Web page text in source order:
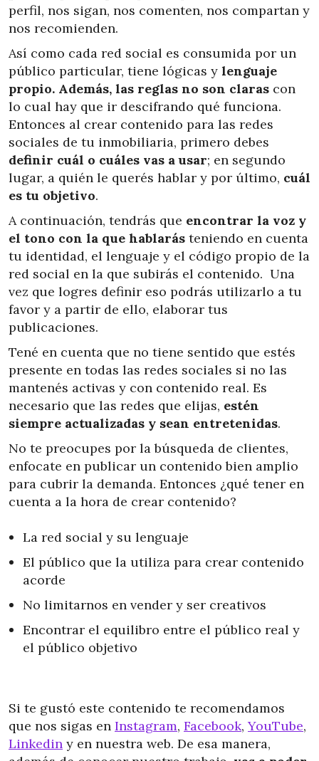
perfil, nos sigan, nos comenten, nos compartan y
nos recomienden.
Así como cada red social es consumida por un
público particular, tiene lógicas y lenguaje
propio. Además, las reglas no son claras con
lo cual hay que ir descifrando qué funciona.
Entonces al crear contenido para las redes
sociales de tu inmobiliaria, primero debes
definir cuál o cuáles vas a usar; en segundo
lugar, a quién le querés hablar y por último, cuál
es tu objetivo.
A continuación, tendrás que encontrar la voz y
el tono con la que hablarás teniendo en cuenta
tu identidad, el lenguaje y el código propio de la
red social en la que subirás el contenido. Una
vez que logres definir eso podrás utilizarlo a tu
favor y a partir de ello, elaborar tus
publicaciones.
Tené en cuenta que no tiene sentido que estés
presente en todas las redes sociales si no las
mantenés activas y con contenido real. Es
necesario que las redes que elijas, estén
siempre actualizadas y sean entretenidas.
No te preocupes por la búsqueda de clientes,
enfocate en publicar un contenido bien amplio
para cubrir la demanda. Entonces ¿qué tener en
cuenta a la hora de crear contenido?
La red social y su lenguaje
El público que la utiliza para crear contenido
acorde
No limitarnos en vender y ser creativos
Encontrar el equilibro entre el público real y
el público objetivo
Si te gustó este contenido te recomendamos
que nos sigas en Instagram, Facebook,YouTube,
Linkedin y en nuestra web. De esa manera,